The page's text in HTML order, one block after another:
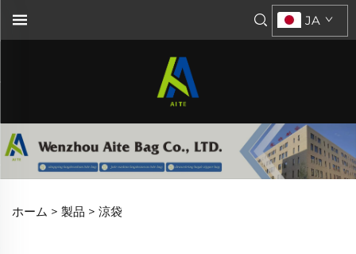
JA
ホーム > 製品 > 涼袋